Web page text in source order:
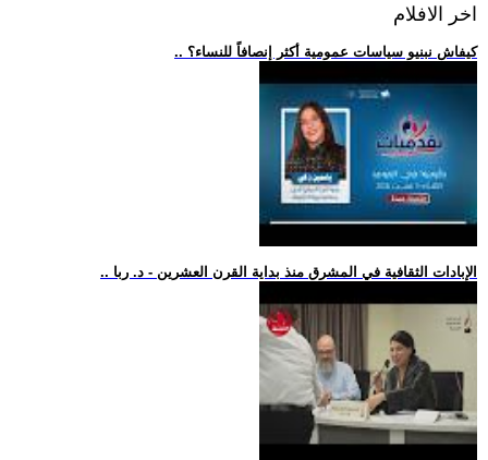
اخر الافلام
.. كيفاش نبنيو سياسات عمومية أكثر إنصافاً للنساء؟
.. الإبادات الثقافية في المشرق منذ بداية القرن العشرين - د. ربا